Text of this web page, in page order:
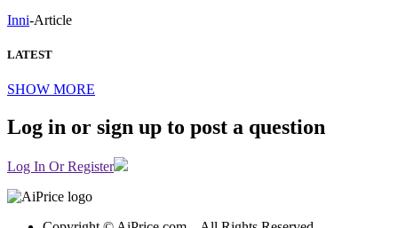
Inni-Article
LATEST
SHOW MORE
Log in or sign up to post a question
Log In Or Register